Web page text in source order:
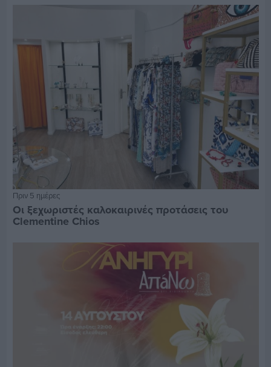
Πριν 5 ημέρες
Οι ξεχωριστές καλοκαιρινές προτάσεις του
Clementine Chios